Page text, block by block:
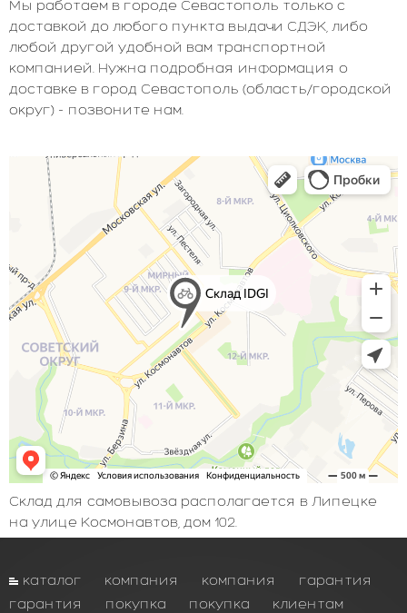
Мы работаем в городе Севастополь только с
доставкой до любого пункта выдачи СДЭК, либо
любой другой удобной вам транспортной
компанией. Нужна подробная информация о
доставке в город Севастополь (область/городской
округ) - позвоните нам.
Склад для самовывоза располагается в Липецке
на улице Космонавтов, дом 102.
каталог компания компания
гарантия
гарантия
покупка покупка
клиентам